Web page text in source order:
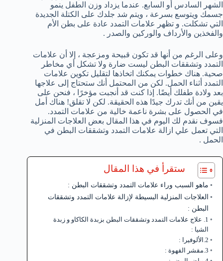
الشهر السادس أو السابع. عندما يزداد وزن الطفل ينمو
جسمك ويتوسع بسرعة ، ويتم شد جلدك على الكتلة الجديدة
التي تشكلت. و تظهر علامات التمدد عادة على بطن الأم
والفخذين والأرداف والوركين والصدر .
وعلى الرغم من أنها قد تكون قبيحة ومزعجة ، إلا أن علامات
التمدد وتشققات البطن ليست ضارة ولا تشكل أي مخاطر
صحية. هناك خطوات يمكنك اتخاذها لتقليل تكوين علامات
التمدد أثناء الحمل. لكن من المحتمل أنك ستحتاج إلى علاجها
بعد ولادة طفلك أيضًا. إذا كنت قد أنجبت مؤخرًا ، فنحن على
يقين من أنك تدرك جيدًا هذه الحقيقة. لكن لا تقلق! هناك أمل
في الحصول على بشرة ناعمة خالية من علامات التمدد.
فسوف نقدم لك اليوم في هذا المقال بعض العلاجات المنزلية
التي تعمل علي ازالة علامات التمدد وتشققات البطن في
الحمل .
ستقرأ في هذا المقال
ماهو السبب وراء علامات التمدد وتشققات البطن :
العلاجات المنزلية البسيطة لإزالة علامات التمدد وتشققات
البطن :
1. علاج علامات التمدد وتشققات البطن بزبدة الكاكاو و زبدة
الشيا :
2.الألوفيرا :
3.مقشر القهوة :